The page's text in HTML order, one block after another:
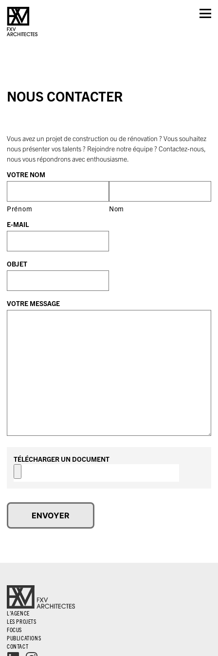
NOUS CONTACTER
Vous avez un projet de construction ou de rénovation ? Vous souhaitez
nous présenter vos talents ? Rejoindre notre équipe ? Contactez-nous,
nous vous répondrons avec enthousiasme.
VOTRE NOM
Prénom
Nom
E-MAIL
OBJET
VOTRE MESSAGE
TÉLÉCHARGER UN DOCUMENT
L’AGENCE
LES PROJETS
FOCUS
PUBLICATIONS
CONTACT